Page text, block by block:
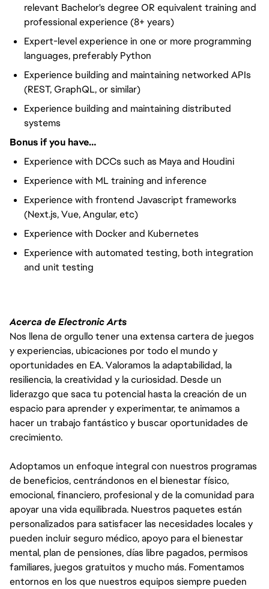
relevant Bachelor's degree OR equivalent training and
professional experience (8+ years)
Expert-level experience in one or more programming
languages, preferably Python
Experience building and maintaining networked APIs
(REST, GraphQL, or similar)
Experience building and maintaining distributed
systems
Bonus if you have…
Experience with DCCs such as Maya and Houdini
Experience with ML training and inference
Experience with frontend Javascript frameworks
(Next.js, Vue, Angular, etc)
Experience with Docker and Kubernetes
Experience with automated testing, both integration
and unit testing
Acerca de Electronic Arts
Nos llena de orgullo tener una extensa cartera de juegos
y experiencias, ubicaciones por todo el mundo y
oportunidades en EA. Valoramos la adaptabilidad, la
resiliencia, la creatividad y la curiosidad. Desde un
liderazgo que saca tu potencial hasta la creación de un
espacio para aprender y experimentar, te animamos a
hacer un trabajo fantástico y buscar oportunidades de
crecimiento.
Adoptamos un enfoque integral con nuestros programas
de beneficios, centrándonos en el bienestar físico,
emocional, financiero, profesional y de la comunidad para
apoyar una vida equilibrada. Nuestros paquetes están
personalizados para satisfacer las necesidades locales y
pueden incluir seguro médico, apoyo para el bienestar
mental, plan de pensiones, días libre pagados, permisos
familiares, juegos gratuitos y mucho más. Fomentamos
entornos en los que nuestros equipos siempre pueden